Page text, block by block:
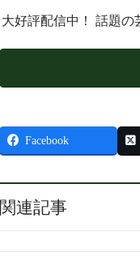
大好評配信中！ 話題の
Facebook
関連記事